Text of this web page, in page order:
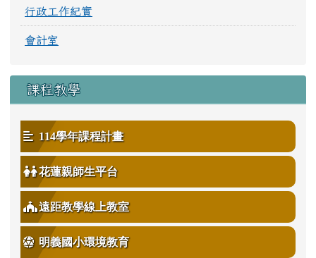
行政工作紀實
會計室
課程教學
114學年課程計畫
花蓮親師生平台
遠距教學線上教室
明義國小環境教育